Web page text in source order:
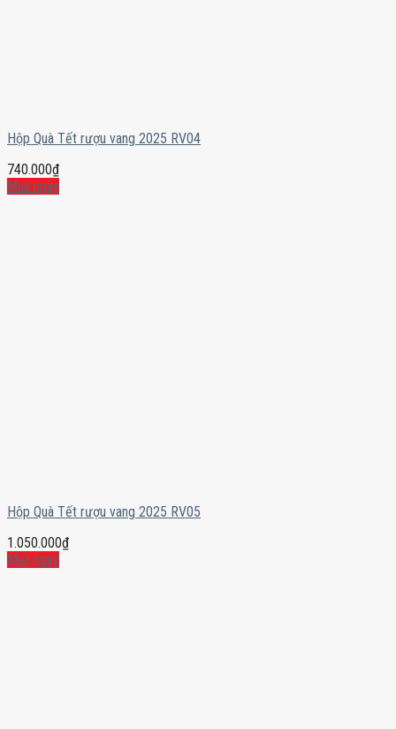
Hộp Quà Tết rượu vang 2025 RV04
740.000₫
Mua ngay
Hộp Quà Tết rượu vang 2025 RV05
1.050.000₫
Mua ngay